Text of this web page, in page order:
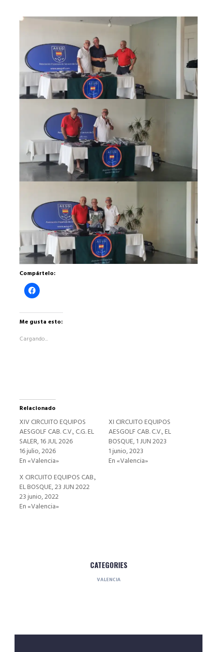
Compártelo:
Haz
clic
en
Facebook
en
Me gusta esto:
Cargando...
Relacionado
XIV CIRCUITO EQUIPOS
AESGOLF CAB. C.V., C.G. EL
SALER, 16 JUL 2026
16 julio, 2026
En «Valencia»
XI CIRCUITO EQUIPOS
AESGOLF CAB. C.V., EL
BOSQUE, 1 JUN 2023
1 junio, 2023
En «Valencia»
X CIRCUITO EQUIPOS CAB.,
EL BOSQUE, 23 JUN 2022
23 junio, 2022
En «Valencia»
CATEGORIES
VALENCIA